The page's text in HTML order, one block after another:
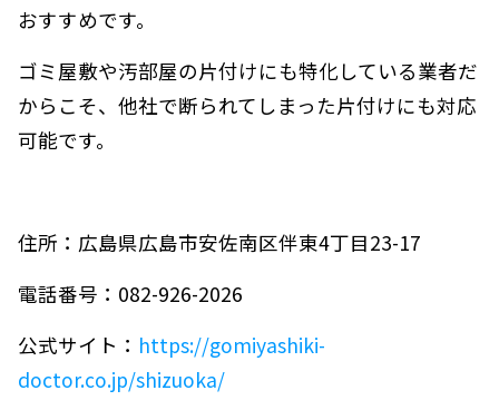
おすすめです。
ゴミ屋敷や汚部屋の片付けにも特化している業者だ
からこそ、他社で断られてしまった片付けにも対応
可能です。
住所：広島県広島市安佐南区伴東4丁目23-17
電話番号：082-926-2026
公式サイト： https://gomiyashiki-
doctor.co.jp/shizuoka/